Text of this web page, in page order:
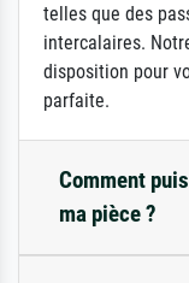
telles que des
intercalaires.
disposition pour
parfaite.
Comment
ma pièce ?